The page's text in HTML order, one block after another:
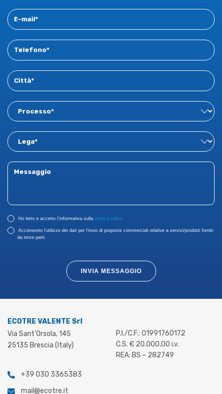
Ho letto e accetto I'informativa sulla privacy policy
Acconsento l’utilizzo dei dati per l’invio di proposte commerciali relative a servizi/prodotti forniti
da terze parti.
INVIA MESSAGGIO
ECOTRE VALENTE Srl
Via Sant’Orsola, 145
25135 Brescia (Italy)
+39 030 3365383
mail@ecotre.it
P.I./C.F.: 01991760172
C.S. € 20.000,00 i.v.
REA: BS – 282749